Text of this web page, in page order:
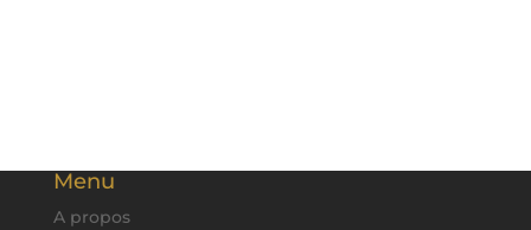
Menu
A propos